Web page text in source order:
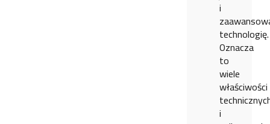
i
technologię.
Oznacza
to
wiele
właściwości
i